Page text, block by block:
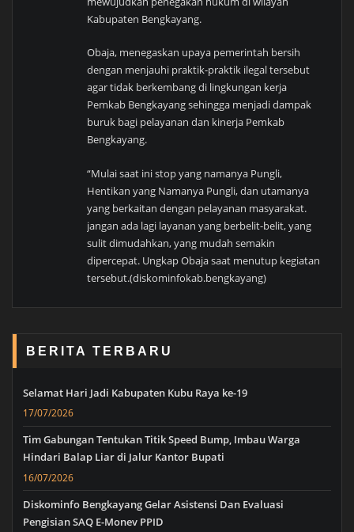
Kabupaten Bengkayang.
Obaja, menegaskan upaya pemerintah bersih
dengan menjauhi praktik-praktik ilegal tersebut
agar tidak berkembang di lingkungan kerja
Pemkab Bengkayang sehingga menjadi dampak
buruk bagi pelayanan dan kinerja Pemkab
Bengkayang.
“Mulai saat ini stop yang namanya Pungli,
Hentikan yang Namanya Pungli, dan utamanya
yang berkaitan dengan pelayanan masyarakat.
jangan ada lagi layanan yang berbelit-belit, yang
sulit dimudahkan, yang mudah semakin
dipercepat. Ungkap Obaja saat menutup kegiatan
tersebut.(diskominfokab.bengkayang)
BERITA TERBARU
Selamat Hari Jadi Kabupaten Kubu Raya ke-19
17/07/2026
Tim Gabungan Tentukan Titik Speed Bump, Imbau Warga
Hindari Balap Liar di Jalur Kantor Bupati
16/07/2026
Diskominfo Bengkayang Gelar Asistensi Dan Evaluasi
Pengisian SAQ E-Monev PPID